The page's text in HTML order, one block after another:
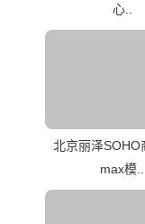
心..
北京丽泽SOHO
max模..